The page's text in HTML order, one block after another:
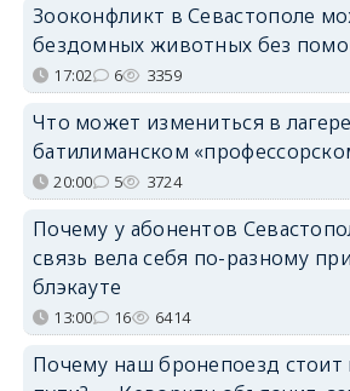
Зооконфликт в Севастополе
бездомных животных без
17:02 6 3359
Что может измениться в
батилиманском
20:00 5 3724
Почему у абонентов
связь вела себя по-разному
блэкауте
13:00 16 6414
Почему наш бронепоезд стоит